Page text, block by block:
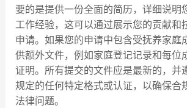
要的是提供一份全面的简历，详细说明
工作经验，这可以通过展示您的贡献和
申请。如果您的申请中包含受抚养家庭
供额外文件，例如家庭登记记录和每位
证明。所有提交的文件应是最新的，并
规定的任何特定格式或认证，以确保合
法律问题。